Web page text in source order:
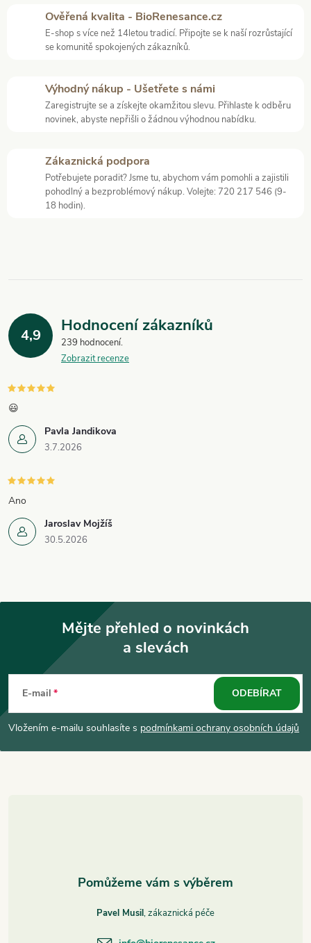
y
v
ý
p
i
s
u
Ověřená kvalita - BioRenesance.cz
E-shop s více než 14letou tradicí. Připojte se k naší rozrůstající
se komunitě spokojených zákazníků.
Výhodný nákup - Ušetřete s námi
Zaregistrujte se a získejte okamžitou slevu. Přihlaste k odběru
novinek, abyste nepřišli o žádnou výhodnou nabídku.
Zákaznická podpora
Potřebujete poradit? Jsme tu, abychom vám pomohli a zajistili
pohodlný a bezproblémový nákup. Volejte: 720 217 546 (9-
18 hodin).
4,9 Hodnocení zákazníků
239 hodnocení
Zobrazit recenze
Pavla Jandikova
3.7.2026
😃
Jaroslav Mojžíš
30.5.2026
Ano
p
a
Mějte přehled o novinkách
a slevách
E-mail
Vložením e-mailu souhlasíte s podmínkami ochrany osobních údajů
ODEBÍRAT
Pavel Musil